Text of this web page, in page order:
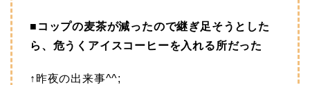
■コップの麦茶が減ったので継ぎ足そうとした
ら、危うくアイスコーヒーを入れる所だった
↑昨夜の出来事^^;